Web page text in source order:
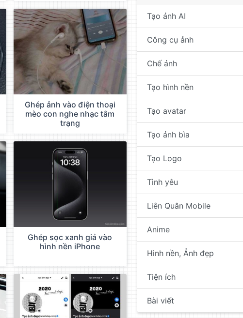
Ghép ảnh vào điện thoại
mèo con nghe nhạc tâm
trạng
Ghép sọc xanh giả vào
hình nền iPhone
Tạo ảnh AI
Công cụ ảnh
Chế ảnh
Tạo hình nền
Tạo avatar
Tạo ảnh bìa
Tạo Logo
Tình yêu
Liên Quân Mobile
Anime
Hình nền, Ảnh đẹp
Tiện ích
Bài viết